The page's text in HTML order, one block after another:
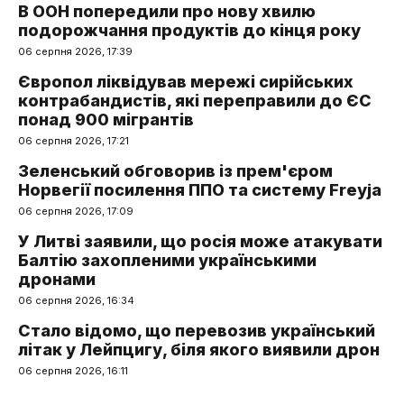
В ООН попередили про нову хвилю
подорожчання продуктів до кінця року
06 серпня 2026, 17:39
Європол ліквідував мережі сирійських
контрабандистів, які переправили до ЄС
понад 900 мігрантів
06 серпня 2026, 17:21
Зеленський обговорив із прем'єром
Норвегії посилення ППО та систему Freyja
06 серпня 2026, 17:09
У Литві заявили, що росія може атакувати
Балтію захопленими українськими
дронами
06 серпня 2026, 16:34
Стало відомо, що перевозив український
літак у Лейпцигу, біля якого виявили дрон
06 серпня 2026, 16:11